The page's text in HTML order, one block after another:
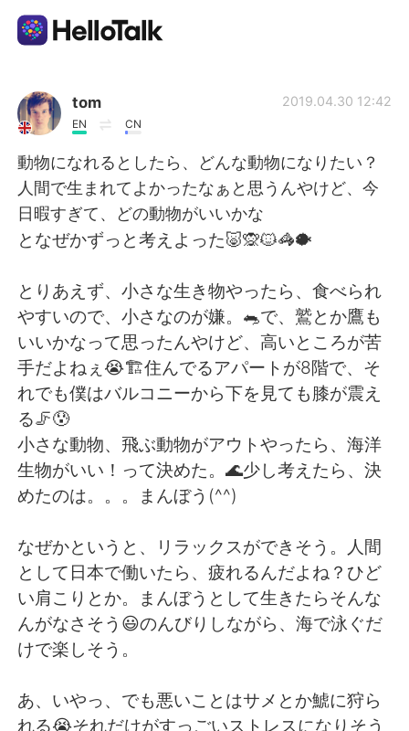
Appli d'échange linguistique
AI Grammar Checker
Français
繁體中文 Español
العربية Deutsch
日本語
Русский ไทย
Indonesia Italiano
Türkçe Tiếng Việt
Português
tom
EN CN
2019.04.30 12:42
動物になれるとしたら、どんな動物になりたい？
人間で生まれてよかったなぁと思うんやけど、今
日暇すぎて、どの動物がいいかな
となぜかずっと考えよった🐷🙊🐱🦓🐡
とりあえず、小さな生き物やったら、食べられ
やすいので、小さなのが嫌。🐀で、鷲とか鷹も
いいかなって思ったんやけど、高いところが苦
手だよねぇ😭🏗住んでるアパートが8階で、そ
れでも僕はバルコニーから下を見ても膝が震え
る🦵😰
小さな動物、飛ぶ動物がアウトやったら、海洋
生物がいい！って決めた。🌊少し考えたら、決
めたのは。。。まんぼう(^^)
なぜかというと、リラックスができそう。人間
として日本で働いたら、疲れるんだよね？ひど
い肩こりとか。まんぼうとして生きたらそんな
んがなさそう😃のんびりしながら、海で泳ぐだ
けで楽しそう。
あ、いやっ、でも悪いことはサメとか鯱に狩ら
れる😭それだけがすっごいストレスになりそう